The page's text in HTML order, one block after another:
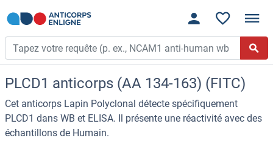
PLCD1 anticorps (AA 134-163) (FITC)
Cet anticorps Lapin Polyclonal détecte spécifiquement
PLCD1 dans WB et ELISA. Il présente une réactivité avec des
échantillons de Humain.